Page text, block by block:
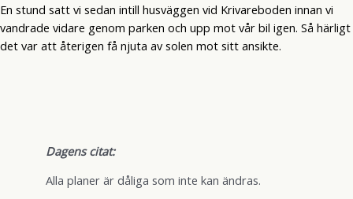
En stund satt vi sedan intill husväggen vid Krivareboden innan vi
vandrade vidare genom parken och upp mot vår bil igen. Så härligt
det var att återigen få njuta av solen mot sitt ansikte.
Dagens citat:
Alla planer är dåliga som inte kan ändras.